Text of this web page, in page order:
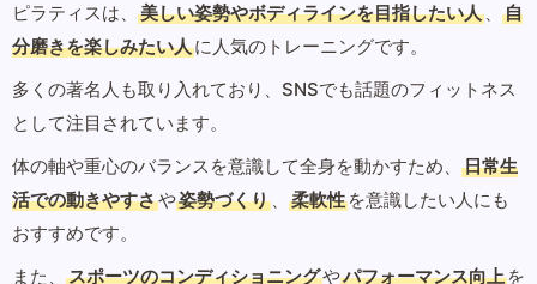
ピラティスは、 美しい姿勢やボディラインを目指したい人 、
自
分磨きを楽しみたい人に人気のトレーニングです。
多くの著名人も取り入れており、SNSでも話題のフィットネス
として注目されています。
体の軸や重心のバランスを意識して全身を動かすため、
日常生
活での動きやすさや姿勢づくり 、 柔軟性 を意識したい人にも
おすすめです。
また、
スポーツのコンディショニングやパフォーマンス向上 を